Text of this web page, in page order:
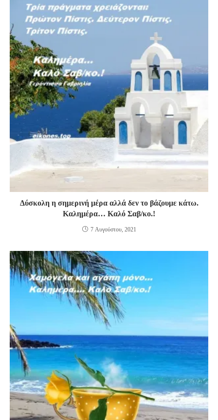
Δύσκολη η σημερινή μέρα αλλά δεν το βάζουμε κάτω.
Καλημέρα… Καλό Σαβ/κο.!
7 Αυγούστου, 2021